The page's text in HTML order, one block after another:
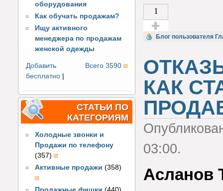
оборудования
Как обучать продажам?
Ищу активного
менеджера по продажам
женской одежды
Всего 3590
Добавить
бесплатно |
СТАТЬИ ПО
КАТЕГОРИЯМ
Холодные звонки и
Продажи по телефону
(357)
Активные продажи (358)
1
Голос за!
Блог пользователя
КАК
03:00.
Асланов